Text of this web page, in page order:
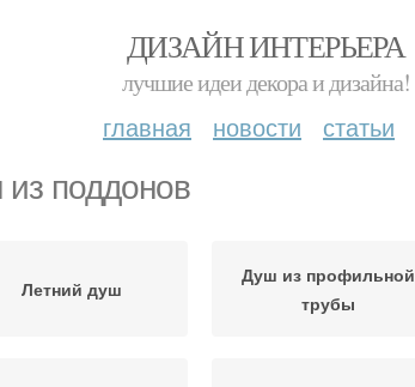
ДИЗАЙН ИНТЕРЬЕРА
лучшие идеи декора и дизайна!
главная новости статьи
поддонов
Летний душ
Душ из профильной
трубы